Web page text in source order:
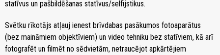
statīvus un pašbildēšanas statīvus/selfijstikus.
Svētku rīkotājs atļauj ienest brīvdabas pasākumos fotoaparātus
(bez maināmiem objektīviem) un video tehniku bez statīviem, kā arī
fotografēt un filmēt no sēdvietām, netraucējot apkārtējiem